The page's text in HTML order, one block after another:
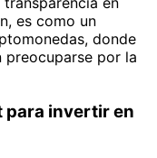
es como un
donde
preocuparse por la
para invertir en